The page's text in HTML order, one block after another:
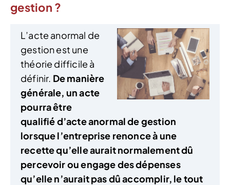
gestion ?
L’acte anormal de
gestion est une
théorie difficile à
définir. De manière
générale, un acte
pourra être
qualifié d’acte anormal de gestion
lorsque l’entreprise renonce à une
recette qu’elle aurait normalement dû
percevoir ou engage des dépenses
qu’elle n’aurait pas dû accomplir, le tout